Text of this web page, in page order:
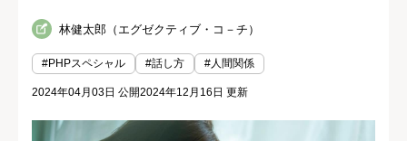
林健太郎（エグゼクティブ・コ－チ）
#PHPスペシャル #話し方 #人間関係
2024年04月03日 公開2024年12月16日 更新